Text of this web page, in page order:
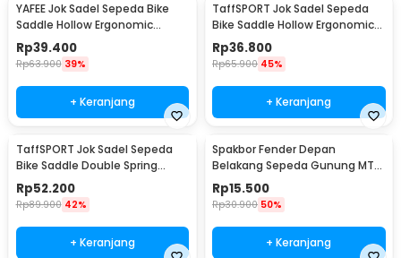
YAFEE Jok Sadel Sepeda Bike
Saddle Hollow Ergonomic
Breathable - FX12
Rp39.400
Rp63.900 39%
+ Keranjang
TaffSPORT Jok Sadel Sepeda
Bike Saddle Hollow Ergonomic
Breathable - YF-1034
Rp36.800
Rp65.900 45%
+ Keranjang
TaffSPORT Jok Sadel Sepeda
Bike Saddle Double Spring
Shock Absorber - ZF15
Rp52.200
Rp89.900 42%
+ Keranjang
Spakbor Fender Depan
Belakang Sepeda Gunung MTB
- HF0034300
Rp15.500
Rp30.900 50%
+ Keranjang